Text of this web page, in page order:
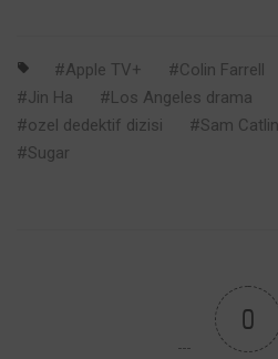
Spinoff’u
Sovyet Uzay
Gerilimi 29
Geliyor
Apple TV+ Colin Farrell
Jin Ha
Los Angeles drama
ozel dedektif dizisi
Sam Catlin
Sugar
0